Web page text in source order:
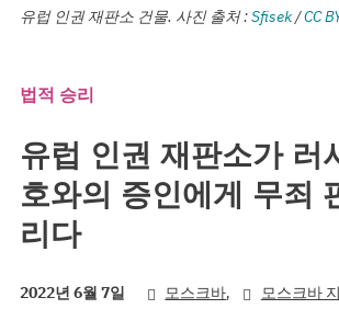
유럽 인권 재판소 건물. 사진 출처 :Sfisek/CC
법적 승리
유럽 인권 재판소가 러
호와의 증인에게 무죄
리다
2022년 6월 7일 모스크바, 모스크바